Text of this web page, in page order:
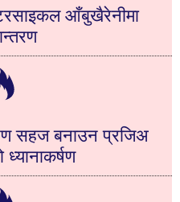
आँबुखैरेनीमा
सहज बनाउन प्रजिअ
ध्यानाकर्षण